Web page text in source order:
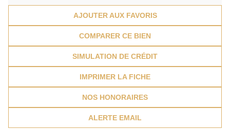
AJOUTER AUX FAVORIS
COMPARER CE BIEN
SIMULATION DE CRÉDIT
IMPRIMER LA FICHE
NOS HONORAIRES
ALERTE EMAIL